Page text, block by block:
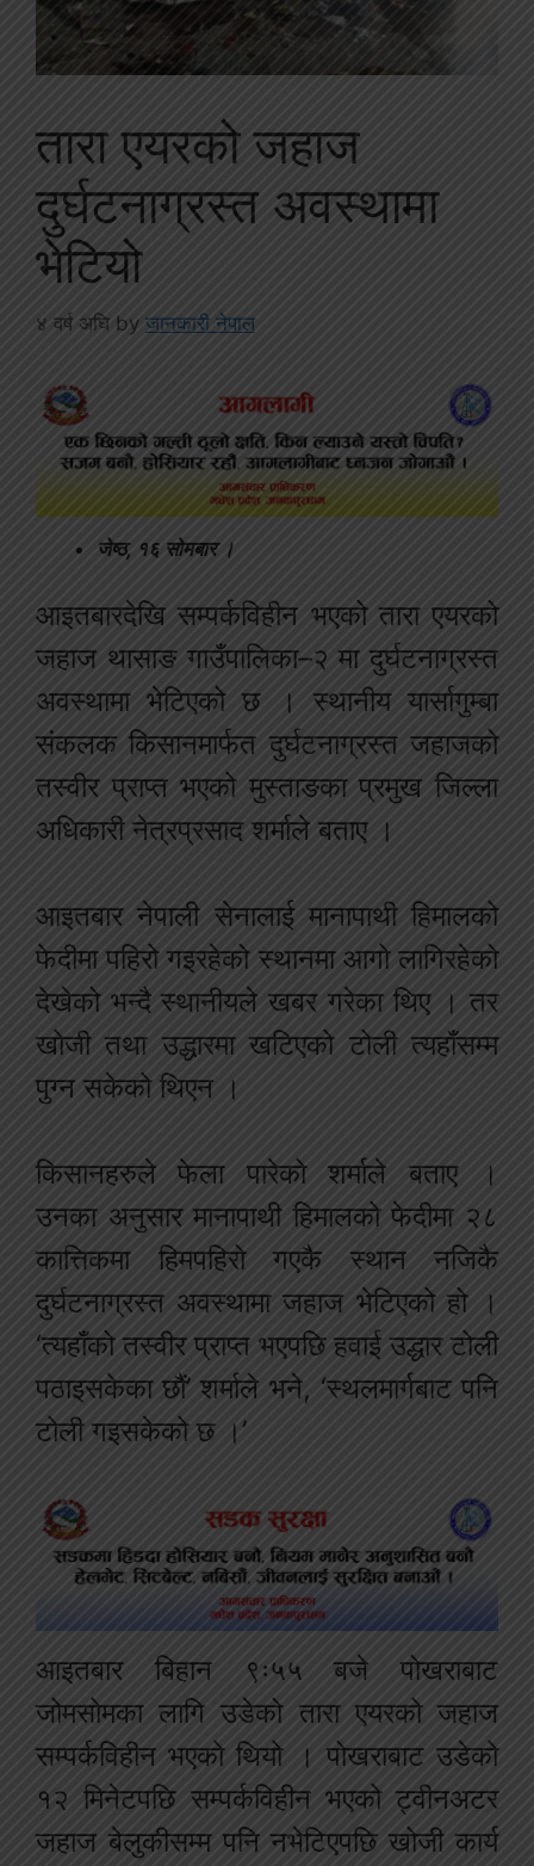
तारा एयरको जहाज
दुर्घटनाग्रस्त अवस्थामा
भेटियो
४ वर्ष अघि by जानकारी नेपाल
जेष्ठ, १६ सोमबार ।
आइतबारदेखि सम्पर्कविहीन भएको तारा एयरको
जहाज थासाङ गाउँपालिका–२ मा दुर्घटनाग्रस्त
अवस्थामा भेटिएको छ । स्थानीय यार्सागुम्बा
संकलक किसानमार्फत दुर्घटनाग्रस्त जहाजको
तस्वीर प्राप्त भएको मुस्ताङका प्रमुख जिल्ला
अधिकारी नेत्रप्रसाद शर्माले बताए ।
आइतबार नेपाली सेनालाई मानापाथी हिमालको
फेदीमा पहिरो गइरहेको स्थानमा आगो लागिरहेको
देखेको भन्दै स्थानीयले खबर गरेका थिए । तर
खोजी तथा उद्धारमा खटिएको टोली त्यहाँसम्म
पुग्न सकेको थिएन ।
किसानहरुले फेला पारेको शर्माले बताए ।
उनका अनुसार मानापाथी हिमालको फेदीमा २८
कात्तिकमा हिमपहिरो गएकै स्थान नजिकै
दुर्घटनाग्रस्त अवस्थामा जहाज भेटिएको हो ।
‘त्यहाँको तस्वीर प्राप्त भएपछि हवाई उद्धार टोली
पठाइसकेका छौं’ शर्माले भने, ‘स्थलमार्गबाट पनि
टोली गइसकेको छ ।’
आइतबार बिहान ९ः५५ बजे पोखराबाट
जोमसोमका लागि उडेको तारा एयरको जहाज
सम्पर्कविहीन भएको थियो । पोखराबाट उडेको
१२ मिनेटपछि सम्पर्कविहीन भएको ट्वीनअटर
जहाज बेलुकीसम्म पनि नभेटिएपछि खोजी कार्य